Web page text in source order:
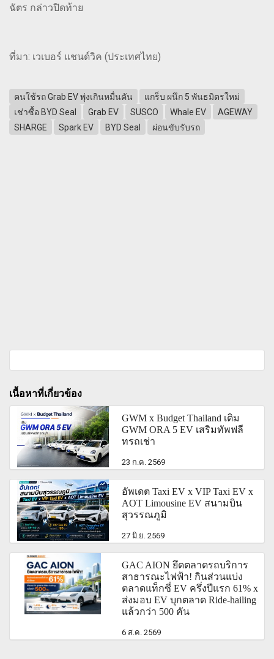
ฉัตร กล่าวปิดท้าย
ที่มา: เวเบอร์ แชนด์วิค (ประเทศไทย)
คนใช้รถ Grab EV พุ่งเกินหมื่นคัน
แกร็บ ผนึก 5 พันธมิตรใหม่
เช่าซื้อ BYD Seal
Grab EV SUSCO Whale EV
AGEWAY
SHARGE
Spark EV BYD Seal ผ่อนขับรับรถ
เนื้อหาที่เกี่ยวข้อง
GWM x Budget Thailand เติม
GWM ORA 5 EV เสริมทัพฟลี
ทรถเช่า
23 ก.ค. 2569
อัพเดต Taxi EV x VIP Taxi EV x
AOT Limousine EV สนามบิน
สุวรรณภูมิ
27 มิ.ย. 2569
GAC AION ยึดตลาดรถบริการ
สาธารณะไฟฟ้า! กินส่วนแบ่ง
ตลาดแท็กซี่ EV ครึ่งปีแรก 61% x
ส่งมอบ EV บุกตลาด Ride-hailing
แล้วกว่า 500 คัน
6 ส.ค. 2569